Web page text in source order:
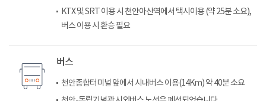
KTX 및 SRT 이용 시 천안아산역에서 택시이용 (약 25분 소요),
버스 이용 시 환승 필요
버스
천안종합터미널 앞에서 시내버스 이용(14Km) 약 40분 소요